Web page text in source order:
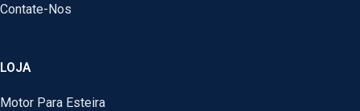
Contate-Nos
LOJA
Motor Para Esteira